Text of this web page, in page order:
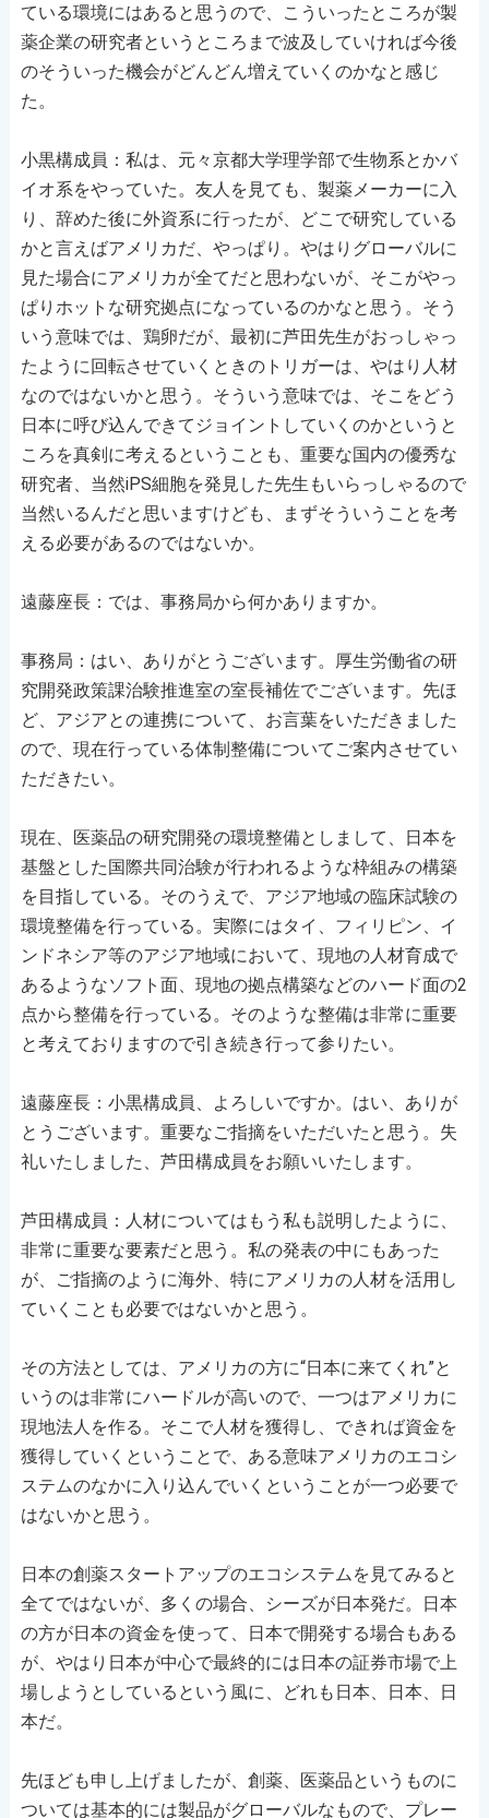
ている環境にはあると思うので、こういったところが製
薬企業の研究者というところまで波及していければ今後
のそういった機会がどんどん増えていくのかなと感じ
た。
小黒構成員：私は、元々京都大学理学部で生物系とかバ
イオ系をやっていた。友人を見ても、製薬メーカーに入
り、辞めた後に外資系に行ったが、どこで研究している
かと言えばアメリカだ、やっぱり。やはりグローバルに
見た場合にアメリカが全てだと思わないが、そこがやっ
ぱりホットな研究拠点になっているのかなと思う。そう
いう意味では、鶏卵だが、最初に芦田先生がおっしゃっ
たように回転させていくときのトリガーは、やはり人材
なのではないかと思う。そういう意味では、そこをどう
日本に呼び込んできてジョイントしていくのかというと
ころを真剣に考えるということも、重要な国内の優秀な
研究者、当然iPS細胞を発見した先生もいらっしゃるので
当然いるんだと思いますけども、まずそういうことを考
える必要があるのではないか。
遠藤座長：では、事務局から何かありますか。
事務局：はい、ありがとうございます。厚生労働省の研
究開発政策課治験推進室の室長補佐でございます。先ほ
ど、アジアとの連携について、お言葉をいただきました
ので、現在行っている体制整備についてご案内させてい
ただきたい。
現在、医薬品の研究開発の環境整備としまして、日本を
基盤とした国際共同治験が行われるような枠組みの構築
を目指している。そのうえで、アジア地域の臨床試験の
環境整備を行っている。実際にはタイ、フィリピン、イ
ンドネシア等のアジア地域において、現地の人材育成で
あるようなソフト面、現地の拠点構築などのハード面の2
点から整備を行っている。そのような整備は非常に重要
と考えておりますので引き続き行って参りたい。
遠藤座長：小黒構成員、よろしいですか。はい、ありが
とうございます。重要なご指摘をいただいたと思う。失
礼いたしました、芦田構成員をお願いいたします。
芦田構成員：人材についてはもう私も説明したように、
非常に重要な要素だと思う。私の発表の中にもあった
が、ご指摘のように海外、特にアメリカの人材を活用し
ていくことも必要ではないかと思う。
その方法としては、アメリカの方に“日本に来てくれ”と
いうのは非常にハードルが高いので、一つはアメリカに
現地法人を作る。そこで人材を獲得し、できれば資金を
獲得していくということで、ある意味アメリカのエコシ
ステムのなかに入り込んでいくということが一つ必要で
はないかと思う。
日本の創薬スタートアップのエコシステムを見てみると
全てではないが、多くの場合、シーズが日本発だ。日本
の方が日本の資金を使って、日本で開発する場合もある
が、やはり日本が中心で最終的には日本の証券市場で上
場しようとしているという風に、どれも日本、日本、日
本だ。
先ほども申し上げましたが、創薬、医薬品というものに
ついては基本的には製品がグローバルなもので、プレー